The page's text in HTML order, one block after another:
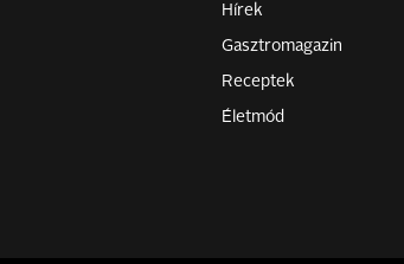
Hírek
Gasztromagazin
Receptek
Életmód